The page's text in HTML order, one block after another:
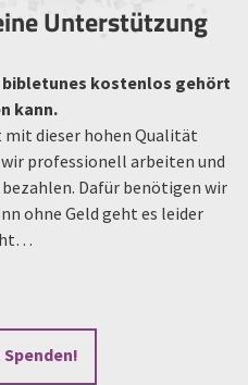
Unterstützung
bibletunes kostenlos gehört
kann.
mit dieser hohen Qualität
professionell arbeiten und
Dafür benötigen wir
ohne Geld geht es leider